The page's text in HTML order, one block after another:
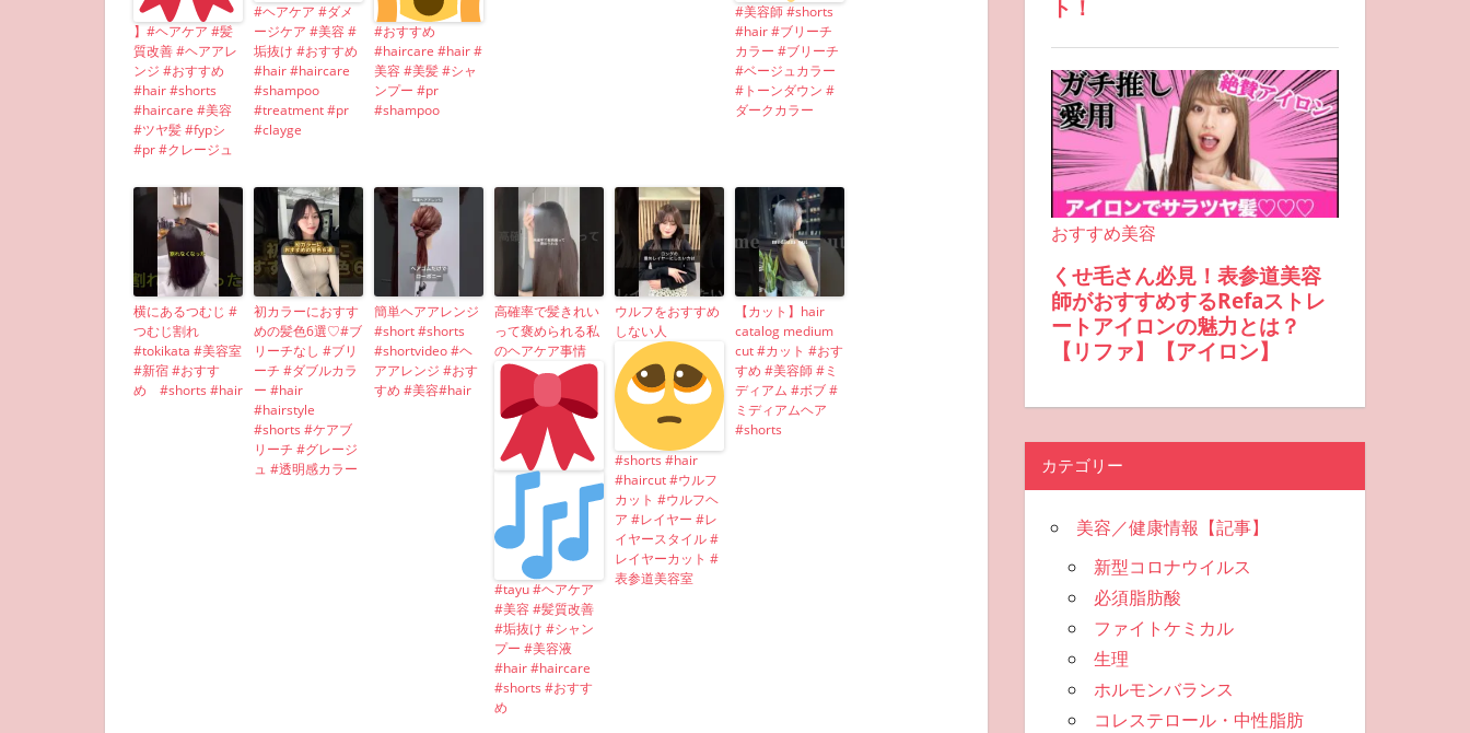
】#ヘアケア #髪
質改善 #ヘアアレ
ンジ #おすすめ
#hair #shorts
#haircare #美容
#ツヤ髪 #fypシ
#pr #クレージュ
#ヘアケア #ダメ
ージケア #美容 #
垢抜け #おすすめ
#hair #haircare
#shampoo
#treatment #pr
#clayge
#おすすめ
#haircare #hair #
美容 #美髪 #シャ
ンプー #pr
#shampoo
#美容師 #shorts
#hair #ブリーチ
カラー #ブリーチ
#ベージュカラー
#トーンダウン #
ダークカラー
横にあるつむじ #
つむじ割れ
#tokikata #美容室
#新宿 #おすす
め #shorts #hair
初カラーにおすす
めの髪色6選♡#ブ
リーチなし #ブリ
ーチ #ダブルカラ
ー #hair
#hairstyle
#shorts #ケアブ
リーチ #グレージ
ュ #透明感カラー
簡単ヘアアレンジ
#short #shorts
#shortvideo #ヘ
アアレンジ #おす
すめ #美容#hair
高確率で髪きれい
って褒められる私
のヘアケア事情
#tayu #ヘアケア
#美容 #髪質改善
#垢抜け #シャン
プー #美容液
#hair #haircare
#shorts #おすす
め
ウルフをおすすめ
しない人
#shorts #hair
#haircut #ウルフ
カット #ウルフヘ
ア #レイヤー #レ
イヤースタイル #
レイヤーカット #
表参道美容室
【カット】hair
catalog medium
cut #カット #おす
すめ #美容師 #ミ
ディアム #ボブ #
ミディアムヘア
#shorts
カテゴリー
美容／健康情報【記事】
新型コロナウイルス
必須脂肪酸
ファイトケミカル
生理
ホルモンバランス
コレステロール・中性脂肪